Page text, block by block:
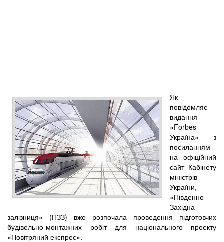
Як
повідомляє
видання
«Forbes-
Україна» з
посиланням
на офіційний
сайт Кабінету
міністрів
України,
«Південно-
Західна
залізниця» (ПЗЗ) вже розпочала проведення підготовчих
будівельно-монтажних робіт для національного проекту
«Повітряний експрес».